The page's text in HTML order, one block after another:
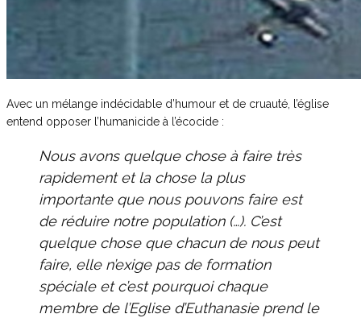
Avec un mélange indécidable d’humour et de cruauté, l’église
entend opposer l’humanicide à l’écocide :
Nous avons quelque chose à faire très
rapidement et la chose la plus
importante que nous pouvons faire est
de réduire notre population (…). C’est
quelque chose que chacun de nous peut
faire, elle n’exige pas de formation
spéciale et c’est pourquoi chaque
membre de l’Eglise d’Euthanasie prend le